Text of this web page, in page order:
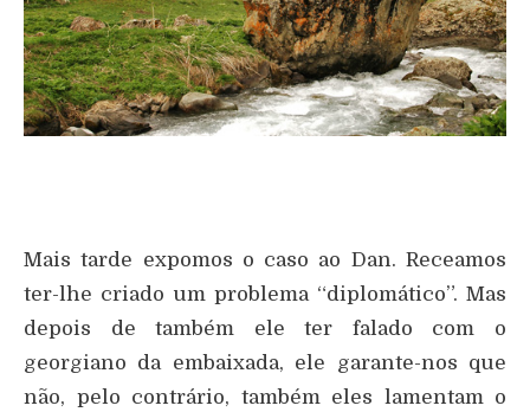
Mais tarde expomos o caso ao Dan. Receamos
ter-lhe criado um problema “diplomático”. Mas
depois de também ele ter falado com o
georgiano da embaixada, ele garante-nos que
não, pelo contrário, também eles lamentam o